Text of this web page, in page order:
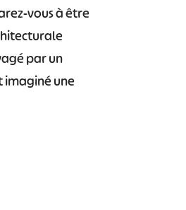
vous à être
par un
imaginé une